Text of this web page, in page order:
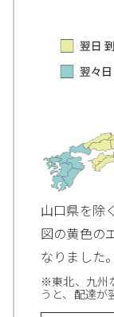
山口県を除
図の黄色の
なりました。
※東北、九州
うと、配達が